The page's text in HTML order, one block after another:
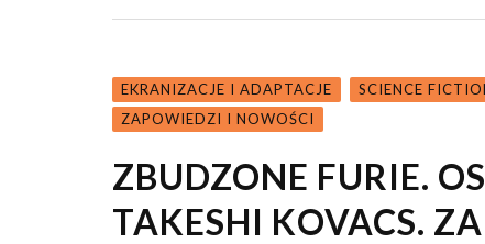
EKRANIZACJE I ADAPTACJE SCIENCE
ZAPOWIEDZI I NOWOŚCI
ZBUDZONE FURIE.
TAKESHI KOVACS.